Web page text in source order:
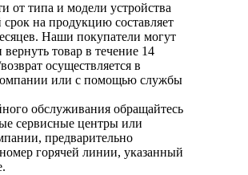
от типа и модели устройства
на продукцию составляет
Наши покупатели могут
товар в течение 14
осуществляется в
или с помощью службы
обслуживания обращайтесь
сервисные центры или
предварительно
горячей линии, указанный